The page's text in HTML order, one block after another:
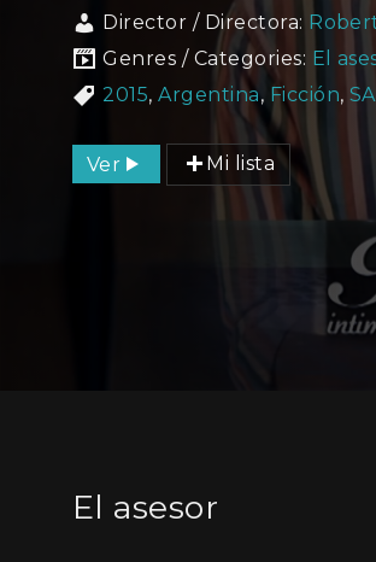
Director / Directora:
Genres / Categories: El
2015,Argentina, Ficción,
Ver Mi lista
El asesor